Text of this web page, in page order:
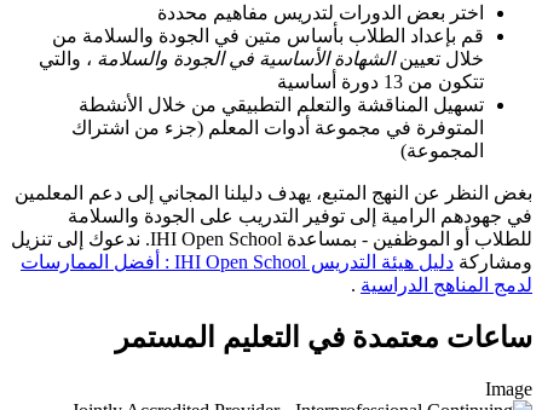
اختر بعض الدورات لتدريس مفاهيم محددة
قم بإعداد الطلاب بأساس متين في الجودة والسلامة من
خلال تعيينالشهادة الأساسية في الجودة والسلامة ، والتي
تتكون من 13 دورة أساسية
تسهيل المناقشة والتعلم التطبيقي من خلال الأنشطة
المتوفرة في مجموعة أدوات المعلم (جزء من اشتراك
المجموعة)
بغض النظر عن النهج المتبع، يهدف دليلنا المجاني إلى دعم المعلمين
في جهودهم الرامية إلى توفير التدريب على الجودة والسلامة
للطلاب أو الموظفين - بمساعدة IHI Open School. ندعوك إلى تنزيل
ومشاركة
دليل هيئة التدريس IHI Open School : أفضل الممارسات
لدمج المناهج الدراسية .
ساعات معتمدة في التعليم المستمر
Image